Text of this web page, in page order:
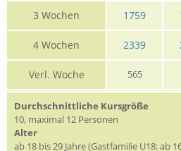
3 Wochen 1759
4 Wochen 2339
Verl. Woche 565
Durchschnittliche Kursgröße
10, maximal 12 Personen
Alter
ab 18 bis 29 Jahre (Gastfamilie U18: ab